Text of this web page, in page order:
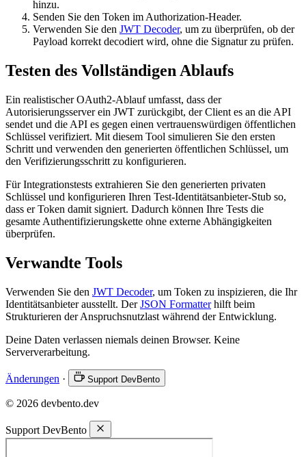
hinzu.
Senden Sie den Token im Authorization-Header.
Verwenden Sie den JWT Decoder, um zu überprüfen, ob der
Payload korrekt decodiert wird, ohne die Signatur zu prüfen.
Testen des Vollständigen Ablaufs
Ein realistischer OAuth2-Ablauf umfasst, dass der
Autorisierungsserver ein JWT zurückgibt, der Client es an die API
sendet und die API es gegen einen vertrauenswürdigen öffentlichen
Schlüssel verifiziert. Mit diesem Tool simulieren Sie den ersten
Schritt und verwenden den generierten öffentlichen Schlüssel, um
den Verifizierungsschritt zu konfigurieren.
Für Integrationstests extrahieren Sie den generierten privaten
Schlüssel und konfigurieren Ihren Test-Identitätsanbieter-Stub so,
dass er Token damit signiert. Dadurch können Ihre Tests die
gesamte Authentifizierungskette ohne externe Abhängigkeiten
überprüfen.
Verwandte Tools
Verwenden Sie den JWT Decoder, um Token zu inspizieren, die Ihr
Identitätsanbieter ausstellt. DerJSON Formatterhilft beim
Strukturieren der Anspruchsnutzlast während der Entwicklung.
Deine Daten verlassen niemals deinen Browser. Keine
Serververarbeitung.
Änderungen · Support DevBento
© 2026 devbento.dev
Support DevBento